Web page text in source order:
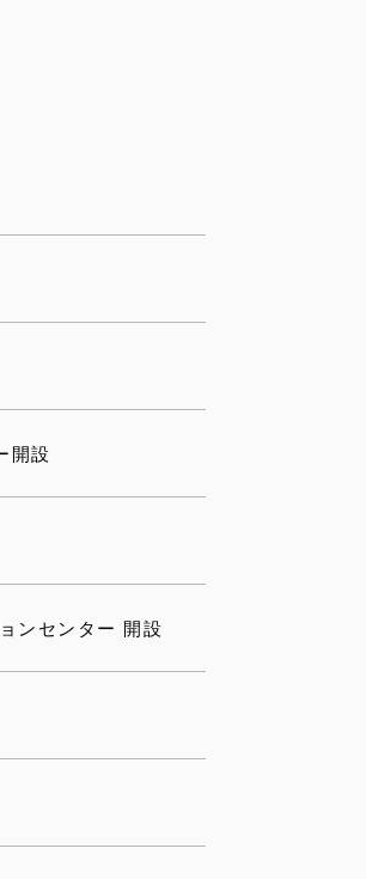
開設
ンセンター 開設